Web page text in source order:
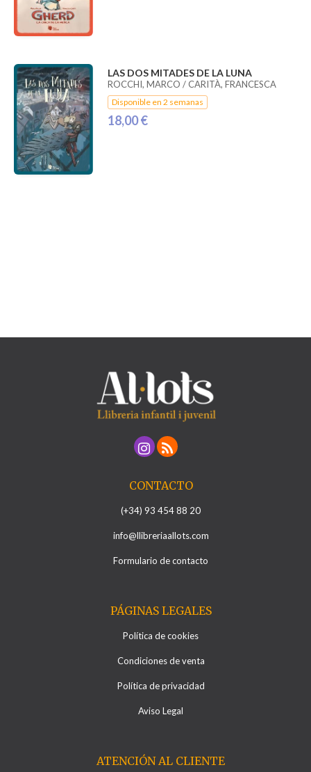
LAS DOS MITADES DE LA LUNA
ROCCHI, MARCO / CARITÀ, FRANCESCA
Disponible en 2 semanas
18,00 €
CONTACTO
(+34) 93 454 88 20
info@llibreriaallots.com
Formulario de contacto
PÁGINAS LEGALES
Política de cookies
Condiciones de venta
Política de privacidad
Aviso Legal
ATENCIÓN AL CLIENTE